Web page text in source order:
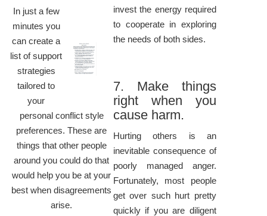
In just a few
minutes you
can create a
list of support
strategies
tailored to
your
personal conflict style
preferences. These are
things that other people
around you could do that
would help you be at your
best when disagreements
arise.
invest the energy required
to cooperate in exploring
the needs of both sides.
7. Make things
right when you
cause harm.
Hurting others is an
inevitable consequence of
poorly managed anger.
Fortunately, most people
get over such hurt pretty
quickly if you are diligent